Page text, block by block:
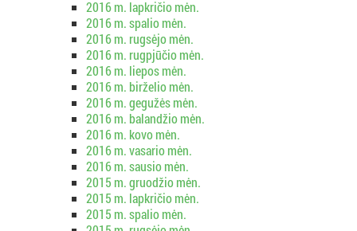
2016 m. lapkričio mėn.
2016 m. spalio mėn.
2016 m. rugsėjo mėn.
2016 m. rugpjūčio mėn.
2016 m. liepos mėn.
2016 m. birželio mėn.
2016 m. gegužės mėn.
2016 m. balandžio mėn.
2016 m. kovo mėn.
2016 m. vasario mėn.
2016 m. sausio mėn.
2015 m. gruodžio mėn.
2015 m. lapkričio mėn.
2015 m. spalio mėn.